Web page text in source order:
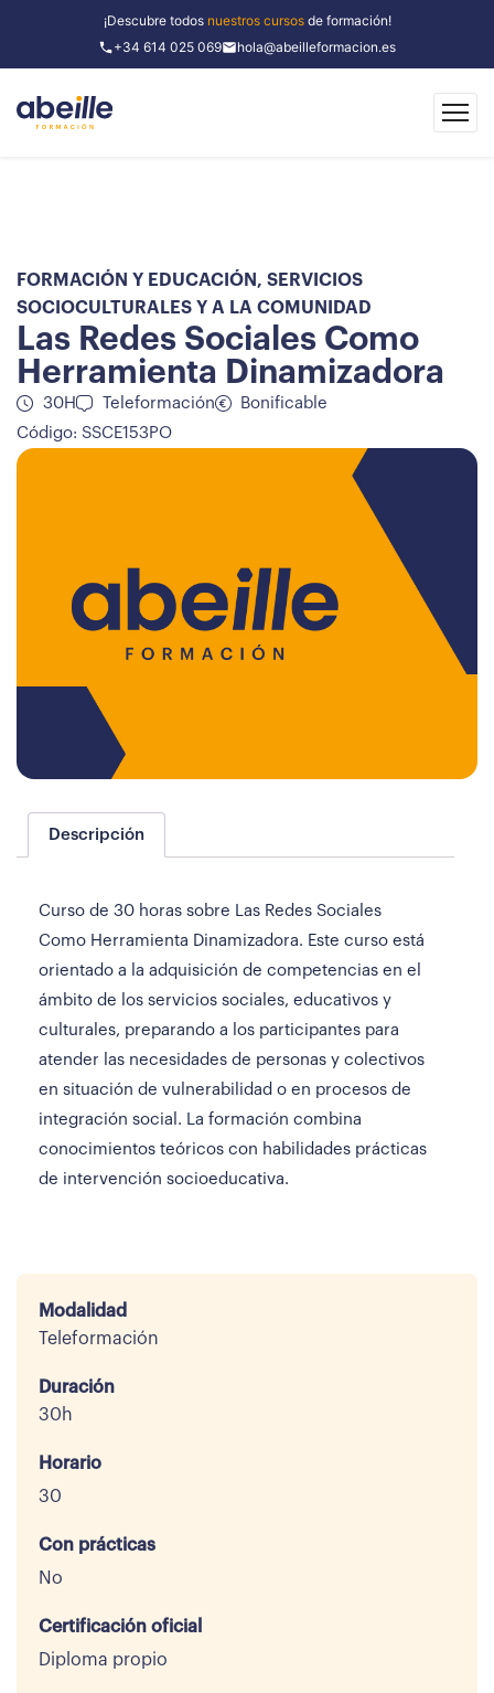
¡Descubre todos nuestros cursosde formación!
+34 614 025 069
hola@abeilleformacion.es
FORMACIÓN Y EDUCACIÓN , SERVICIOS
SOCIOCULTURALES Y A LA COMUNIDAD
Las Redes Sociales Como
Herramienta Dinamizadora
30H Teleformación
Bonificable
Código: SSCE153PO
Descripción
Curso de 30 horas sobre Las Redes Sociales
Como Herramienta Dinamizadora. Este curso está
orientado a la adquisición de competencias en el
ámbito de los servicios sociales, educativos y
culturales, preparando a los participantes para
atender las necesidades de personas y colectivos
en situación de vulnerabilidad o en procesos de
integración social. La formación combina
conocimientos teóricos con habilidades prácticas
de intervención socioeducativa.
Modalidad
Teleformación
Duración
30h
Horario
30
Con prácticas
No
Certificación oficial
Diploma propio